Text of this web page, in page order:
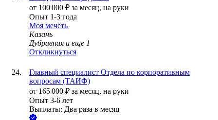
от 100 000 ₽ за месяц, на руки
Опыт 1-3 года
Моя мечеть
Казань
Дубравная и еще 1
Откликнуться
Главный специалист Отдела по корпоративным
вопросам (ТАИФ)
от 165 000 ₽ за месяц, на руки
Опыт 3-6 лет
Выплаты: Два раза в месяц